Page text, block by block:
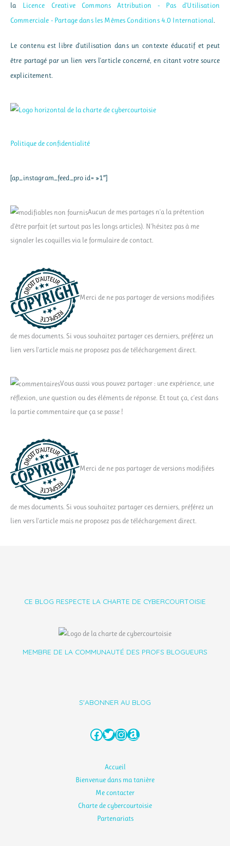
la Licence Creative Commons Attribution - Pas d’Utilisation
Commerciale - Partage dans les Mêmes Conditions 4.0 International
Le contenu est libre d'utilisation dans un contexte éducatif et peut
être partagé par un lien vers l'article concerné, en citant votre source
explicitement.
Politique de confidentialité
[ap_instagram_feed_pro id= »1″]
Aucun de mes partages n'a la prétention
d'être parfait (et surtout pas les longs articles). N'hésitez pas à me
signaler les coquilles via le formulaire de contact.
Merci de ne pas partager de versions modifiées
de mes documents. Si vous souhaitez partager ces derniers, préférez un
lien vers l'article mais ne proposez pas de téléchargement direct.
Vous aussi vous pouvez partager : une expérience, une
réflexion, une question ou des éléments de réponse. Et tout ça, c'est dans
la partie commentaire que ça se passe !
Merci de ne pas partager de versions modifiées
de mes documents. Si vous souhaitez partager ces derniers, préférez un
lien vers l'article mais ne proposez pas de téléchargement direct.
CE BLOG RESPECTE LA CHARTE DE CYBERCOURTOISIE
MEMBRE DE LA COMMUNAUTÉ DES PROFS BLOGUEURS
S'ABONNER AU BLOG
Facebook
Twitter
Instagram
Amazon
Accueil
Bienvenue dans ma tanière
Me contacter
Charte de cybercourtoisie
Partenariats